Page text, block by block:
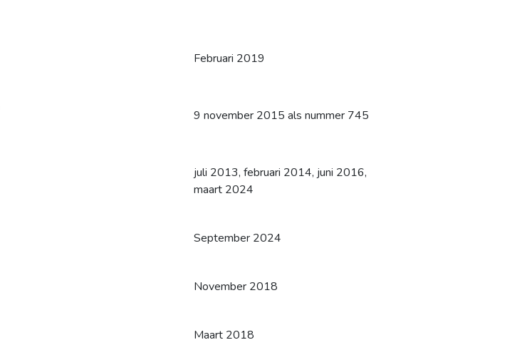
Februari 2019
9 november 2015 als nummer 745
juli 2013, februari 2014, juni 2016,
maart 2024
September 2024
November 2018
Maart 2018